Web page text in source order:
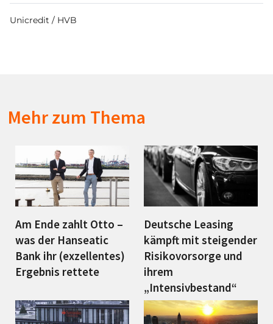
Unicredit / HVB
Mehr zum Thema
Am Ende zahlt Otto –
was der Hanseatic
Bank ihr (exzellentes)
Ergebnis rettete
Deutsche Leasing
kämpft mit steigender
Risikovorsorge und
ihrem
„Intensivbestand“